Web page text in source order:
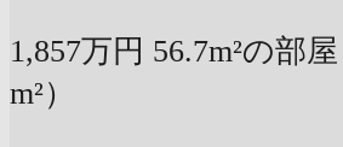
1,857万円 56.7m²の部屋
m²）